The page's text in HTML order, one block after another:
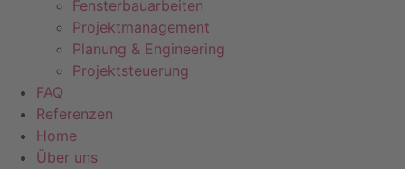
Fensterbauarbeiten
Projektmanagement
Planung & Engineering
Projektsteuerung
FAQ
Referenzen
Home
Über uns